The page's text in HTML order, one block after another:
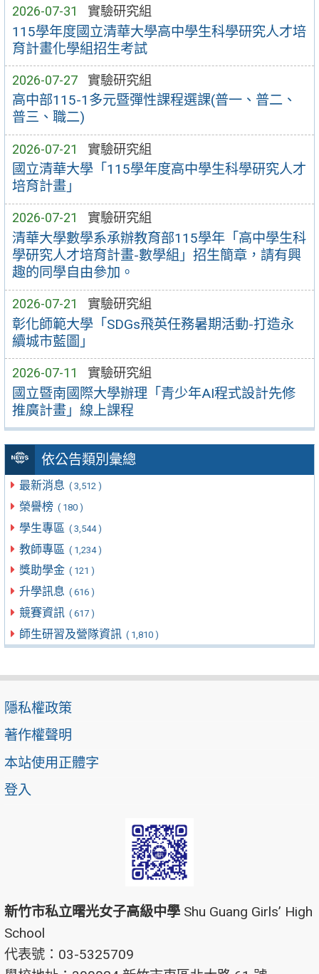
2026-07-31 實驗研究組
115學年度國立清華大學高中學生科學研究人才培
育計畫化學組招生考試
2026-07-27 實驗研究組
高中部115-1多元暨彈性課程選課(普一、普二、
普三、職二)
2026-07-21 實驗研究組
國立清華大學「115學年度高中學生科學研究人才
培育計畫」
2026-07-21 實驗研究組
清華大學數學系承辦教育部115學年「高中學生科
學研究人才培育計畫-數學組」招生簡章，請有興
趣的同學自由參加。
2026-07-21 實驗研究組
彰化師範大學「SDGs飛英任務暑期活動-打造永
續城市藍圖」
2026-07-11 實驗研究組
國立暨南國際大學辦理「青少年AI程式設計先修
推廣計畫」線上課程
依公告類別彙總
最新消息 ( 3,512 )
榮譽榜 ( 180 )
學生專區 ( 3,544 )
教師專區 ( 1,234 )
獎助學金 ( 121 )
升學訊息 ( 616 )
競賽資訊 ( 617 )
師生研習及營隊資訊 ( 1,810 )
隱私權政策
著作權聲明
本站使用正體字
登入
新竹市私立曙光女子高級中學 Shu Guang Girls’ High
School
代表號：03-5325709